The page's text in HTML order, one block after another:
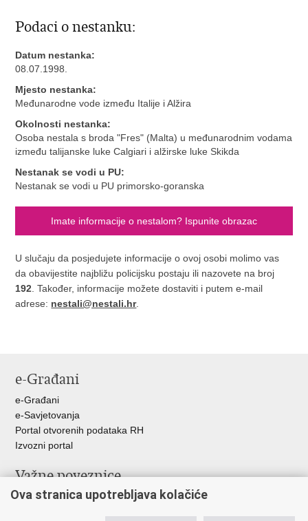
Podaci o nestanku:
Datum nestanka:
08.07.1998.
Mjesto nestanka:
Međunarodne vode između Italije i Alžira
Okolnosti nestanka:
Osoba nestala s broda "Fres" (Malta) u međunarodnim vodama
između talijanske luke Calgiari i alžirske luke Skikda
Nestanak se vodi u PU:
Nestanak se vodi u PU primorsko-goranska
Imate informacije o nestalom? Ispunite obrazac
U slučaju da posjedujete informacije o ovoj osobi molimo vas
da obavijestite najbližu policijsku postaju ili nazovete na broj
192. Također, informacije možete dostaviti i putem e-mail
adrese: nestali@nestali.hr.
e-Građani
e-Građani
e-Savjetovanja
Portal otvorenih podataka RH
Izvozni portal
Važne poveznice
Ministarstvo unutarnjih poslova RH
Ova stranica upotrebljava kolačiće